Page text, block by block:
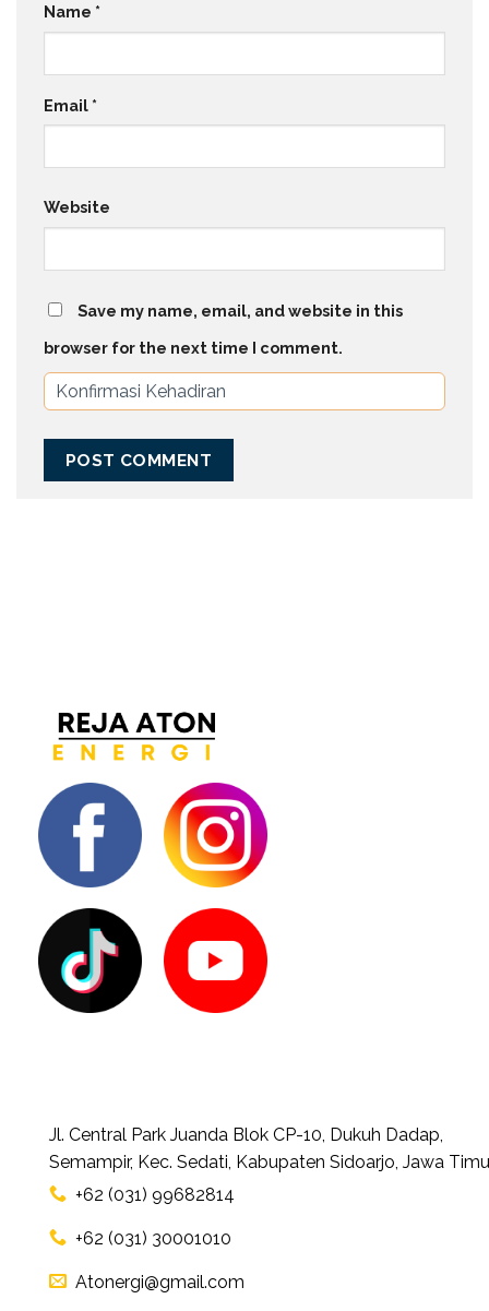
Name *
Email *
Website
Save my name, email, and website in this
browser for the next time I comment.
Jl. Central Park Juanda Blok CP-10, Dukuh Dadap,
Semampir, Kec. Sedati, Kabupaten Sidoarjo, Jawa
+62 (031) 99682814
+62 (031) 30001010
Atonergi@gmail.com